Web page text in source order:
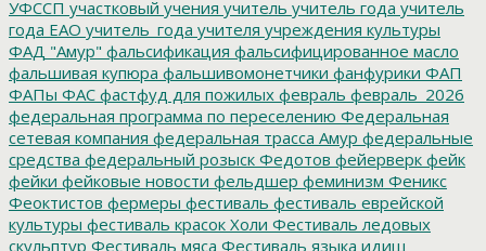
УФССП участковый учения учитель учитель года учитель
года ЕАО учитель_года учителя учреждения культуры
ФАД "Амур" фальсификация фальсифицированное масло
фальшивая купюра фальшивомонетчики фанфурики ФАП
ФАПы ФАС фастфуд для пожилых февраль февраль_2026
федеральная программа по переселению Федеральная
сетевая компания федеральная трасса Амур федеральные
средства федеральный розыск Федотов фейерверк фейк
фейки фейковые новости фельдшер феминизм Феникс
Феоктистов фермеры фестиваль фестиваль еврейской
культуры фестиваль красок Холи Фестиваль ледовых
скульптур Фестиваль мяса Фестиваль языка идиш